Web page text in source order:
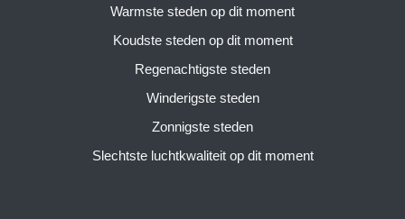
Warmste steden op dit moment
Koudste steden op dit moment
Regenachtigste steden
Winderigste steden
Zonnigste steden
Slechtste luchtkwaliteit op dit moment